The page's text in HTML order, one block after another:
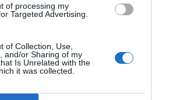
of processing my
Targeted Advertising.
of Collection, Use,
and/or Sharing of my
Is Unrelated with the
it was collected.